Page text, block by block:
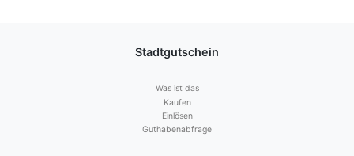
Stadtgutschein
Was ist das
Kaufen
Einlösen
Guthabenabfrage